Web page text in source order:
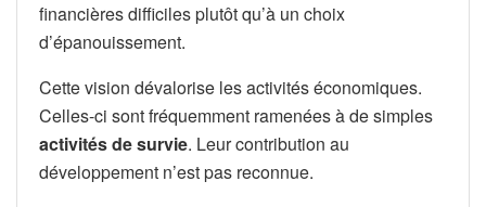
financières difficiles plutôt qu’à un choix
d’épanouissement.
Cette vision dévalorise les activités économiques.
Celles-ci sont fréquemment ramenées à de simples
activités de survie. Leur contribution au
développement n’est pas reconnue.